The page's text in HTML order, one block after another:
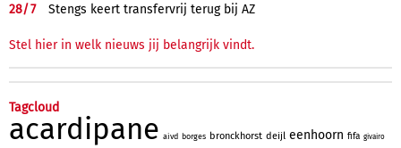
28/7 Stengs keert transfervrij terug bij AZ
Stel hier in welk nieuws jij belangrijk vindt.
Tagcloud
acardipane aivd borges bronckhorst deijl eenhoorn fifa givairo